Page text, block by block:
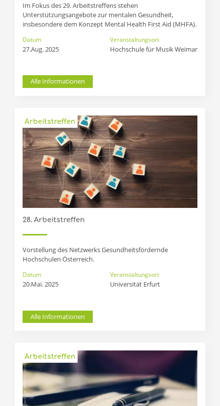
Im Fokus des 29. Arbeitstreffens stehen
Unterstützungsangebote zur mentalen Gesundheit,
insbesondere dem Konzept Mental Health First Aid (MHFA).
Alle Informationen
Datum
27.Aug. 2025
Veranstaltungsort
Hochschule für Musik Weimar
28. Arbeitstreffen
Vorstellung des Netzwerks Gesundheitsfördernde
Hochschulen Österreich.
Alle Informationen
Arbeitstreffen
Datum
20.Mai. 2025
Veranstaltungsort
Universität Erfurt
Arbeitstreffen